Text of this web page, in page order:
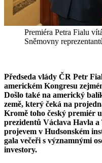
Premiéra Petra Fialu
Sněmovny
Předseda vlády ČR Petr
americkém Kongresu
Došlo také na americký
země, který čeká na
Kromě toho český premiér
prezidentů Václava Havla
projevem v Hudsonském
gala večeři s významnými
investory.